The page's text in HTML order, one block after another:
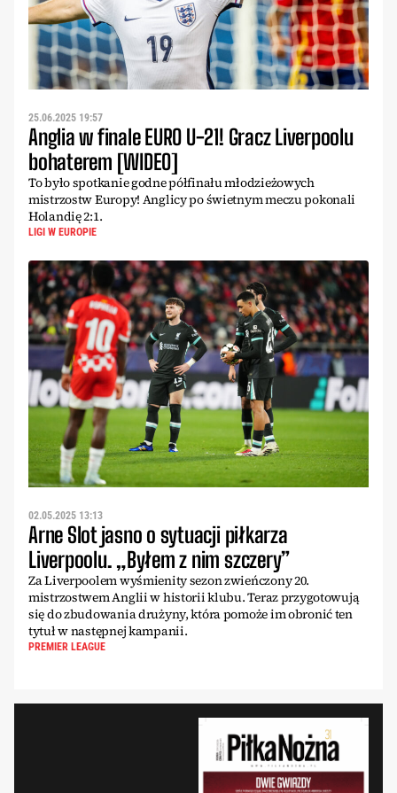
25.06.2025 19:57
Anglia w finale EURO U-21! Gracz Liverpoolu
bohaterem [WIDEO]
To było spotkanie godne półfinału młodzieżowych
mistrzostw Europy! Anglicy po świetnym meczu pokonali
Holandię 2:1.
LIGI W EUROPIE
02.05.2025 13:13
Arne Slot jasno o sytuacji piłkarza
Liverpoolu. „Byłem z nim szczery”
Za Liverpoolem wyśmienity sezon zwieńczony 20.
mistrzostwem Anglii w historii klubu. Teraz przygotowują
się do zbudowania drużyny, która pomoże im obronić ten
tytuł w następnej kampanii.
PREMIER LEAGUE